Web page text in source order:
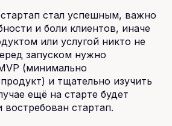
стал успешным, важно
и боли клиентов, иначе
или услугой никто не
запуском нужно
(минимально
и тщательно изучить
ещё на старте будет
востребован стартап.